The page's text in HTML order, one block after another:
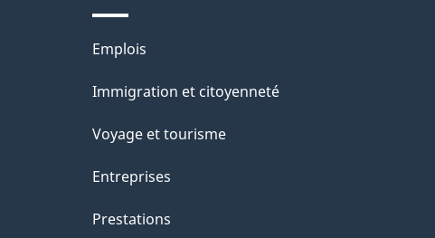
s
d
e
l
a
Thèmes
et
Emplois
Immigration et citoyenneté
Voyage et tourisme
Entreprises
Prestations